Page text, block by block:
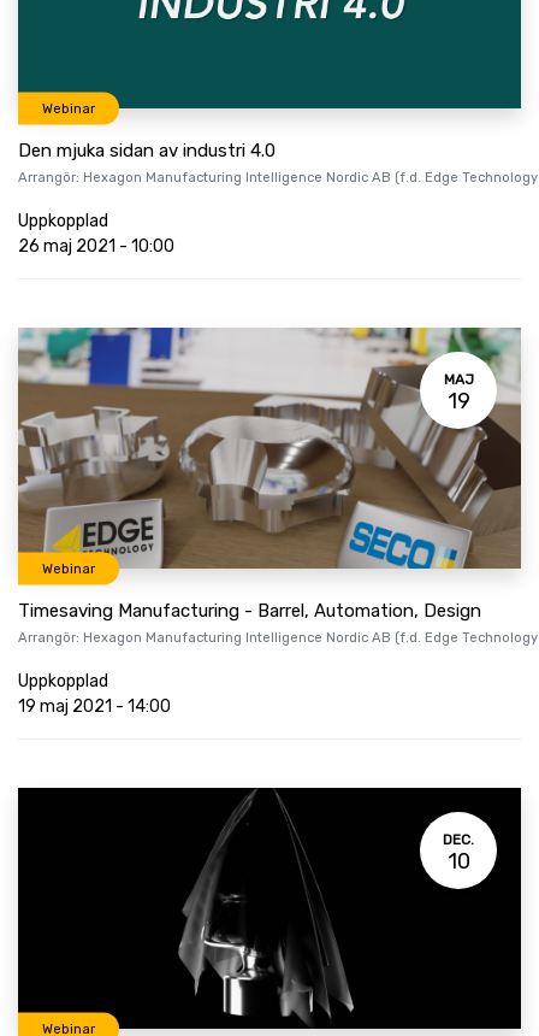
Webinar
Den mjuka sidan av industri 4.0
Arrangör: Hexagon Manufacturing Intelligence Nordic AB (f.d. Edge
Uppkopplad
26 maj 2021 - 10:00
MAJ
19
Webinar
Timesaving Manufacturing - Barrel, Automation, Design
Arrangör: Hexagon Manufacturing Intelligence Nordic AB (f.d. Edge
Uppkopplad
19 maj 2021 - 14:00
DEC.
10
Webinar